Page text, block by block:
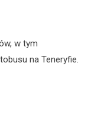
w tym
na Teneryfie.